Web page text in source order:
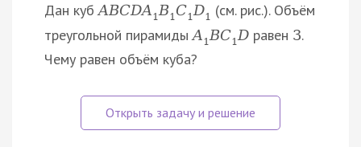
Дан кубABCDA1B1C1D1 (см. рис.). Объём
треугольной пирамиды A 1BC1D равен 3.
Чему равен объём куба?